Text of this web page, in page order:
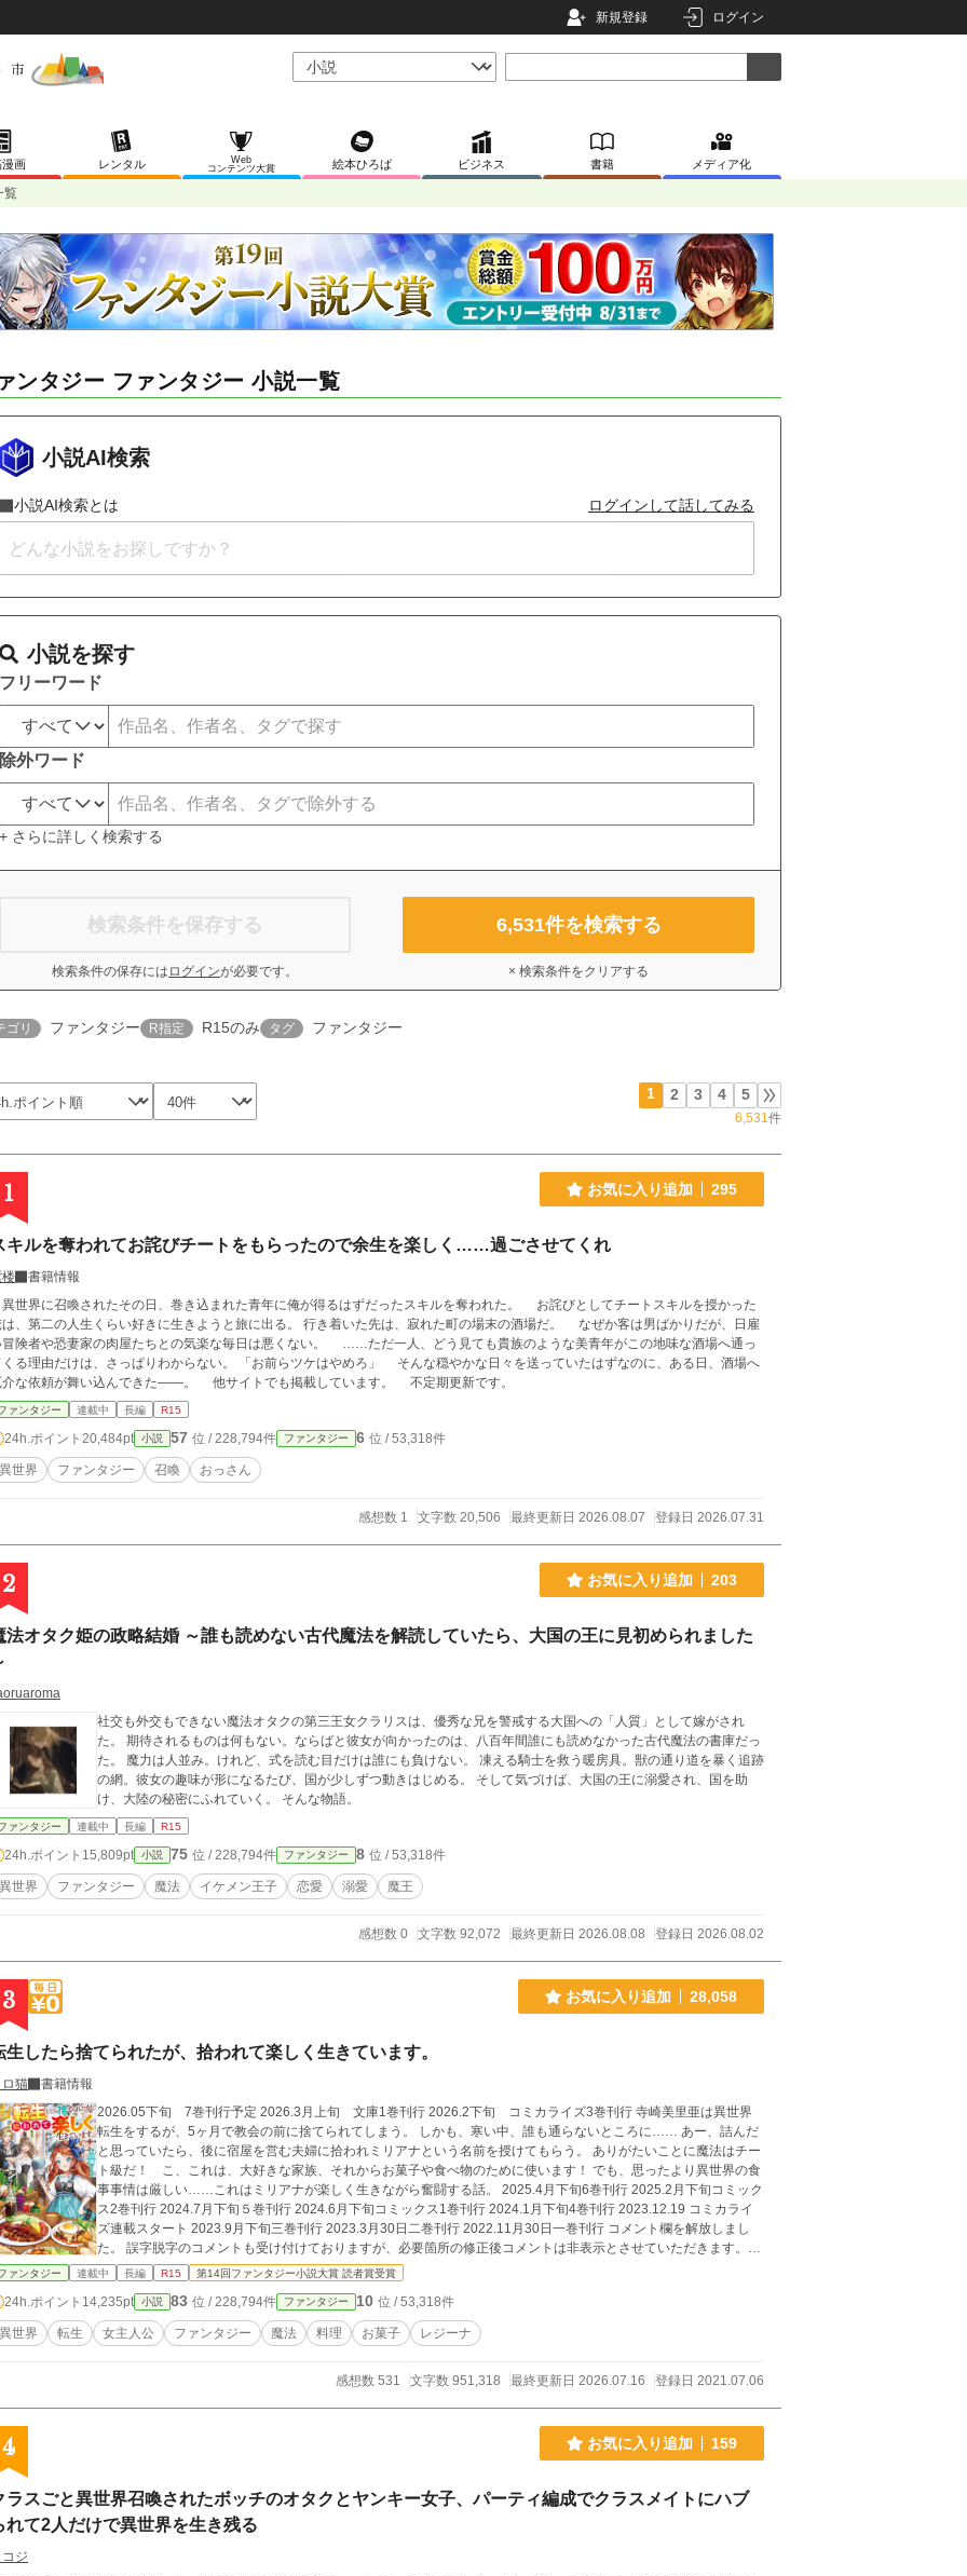
新規登録 ログイン
画 レンタル
Web
コンテンツ大賞
絵本ひろば ビジネス 書籍 メディア化
覧
ンタジー ファンタジー 小説一覧
小説AI検索
小説AI検索とは ログインして話してみる
小説を探す
フリーワード
除外ワード
+ さらに詳しく検索する
検索条件を保存する
検索条件の保存には ログインが必要です。
6,531件を検索する
× 検索条件をクリアする
ゴリ ファンタジー R指定 R15のみ タグ ファンタジー
1 2 3 4 5
6,531件
1 お気に入り追加 295
キルを奪われてお詫びチートをもらったので余生を楽しく……過ごさせてくれ
書籍情報
界に召喚されたその日、巻き込まれた青年に俺が得るはずだったスキルを奪われた。 お詫びとしてチートスキルを授かった
、第二の人生くらい好きに生きようと旅に出る。 行き着いた先は、寂れた町の場末の酒場だ。 なぜか客は男ばかりだが、日雇
冒険者や恐妻家の肉屋たちとの気楽な毎日は悪くない。 ……ただ一人、どう見ても貴族のような美青年がこの地味な酒場へ通っ
由だけは、さっぱりわからない。 「お前らツケはやめろ」 そんな穏やかな日々を送っていたはずなのに、ある日、酒場へ
厄介な依頼が舞い込んできた――。 他サイトでも掲載しています。 不定期更新です。
ァンタジー 連載中 長編 R15
24h.ポイント 20,484pt 小説 57 位 / 228,794件 ファンタジー 6 位 / 53,318件
異世界 ファンタジー 召喚 おっさん
感想数 1 文字数 20,506 最終更新日 2026.08.07 登録日 2026.07.31
2 お気に入り追加 203
法オタク姫の政略結婚 ～誰も読めない古代魔法を解読していたら、大国の王に見初められました
社交も外交もできない魔法オタクの第三王女クラリスは、優秀な兄を警戒する大国への「人質」として嫁がされ
た。 期待されるものは何もない。ならばと彼女が向かったのは、八百年間誰にも読めなかった古代魔法の書庫だっ
た。 魔力は人並み。けれど、式を読む目だけは誰にも負けない。 凍える騎士を救う暖房具。獣の通り道を暴く追跡
の網。彼女の趣味が形になるたび、国が少しずつ動きはじめる。 そして気づけば、大国の王に溺愛され、国を助
け、大陸の秘密にふれていく。 そんな物語。
ァンタジー 連載中 長編 R15
24h.ポイント 15,809pt 小説 75 位 / 228,794件 ファンタジー 8 位 / 53,318件
異世界 ファンタジー 魔法 イケメン王子 恋愛 溺愛 魔王
感想数 0 文字数 92,072 最終更新日 2026.08.08 登録日 2026.08.02
3 お気に入り追加 28,058
生したら捨てられたが、拾われて楽しく生きています。
猫
書籍情報
2026.05下旬 7巻刊行予定 2026.3月上旬 文庫1巻刊行 2026.2下旬 コミカライズ3巻刊行 寺崎美里亜は異世界
転生をするが、5ヶ月で教会の前に捨てられてしまう。 しかも、寒い中、誰も通らないところに…… あー、詰んだ
と思っていたら、後に宿屋を営む夫婦に拾われミリアナという名前を授けてもらう。 ありがたいことに魔法はチー
ト級だ！ こ、これは、大好きな家族、それからお菓子や食べ物のために使います！ でも、思ったより異世界の食
事事情は厳しい……これはミリアナが楽しく生きながら奮闘する話。 2025.4月下旬6巻刊行 2025.2月下旬コミック
ス2巻刊行 2024.7月下旬５巻刊行 2024.6月下旬コミックス1巻刊行 2024.1月下旬4巻刊行 2023.12.19 コミカライ
ズ連載スタート 2023.9月下旬三巻刊行 2023.3月30日二巻刊行 2022.11月30日一巻刊行 コメント欄を解放しまし
た。 誤字脱字のコメントも受け付けておりますが、必要箇所の修正後コメントは非表示とさせていただきます。ま
た、ストーリーや今後の展開に迫る質問等は返信を控えさせていただきます。 書籍の誤字脱字につきましては近況
ァンタジー 連載中 長編 R15 第14回ファンタジー小説大賞 読者賞受賞
24h.ポイント 14,235pt 小説 83 位 / 228,794件 ファンタジー 10 位 / 53,318件
異世界 転生 女主人公 ファンタジー 魔法 料理 お菓子 レジーナ
感想数 531 文字数 951,318 最終更新日 2026.07.16 登録日 2021.07.06
4 お気に入り追加 159
ラスごと異世界召喚されたボッチのオタクとヤンキー女子、パーティ編成でクラスメイトにハブ
れて2人だけで異世界を生き残る
ジ